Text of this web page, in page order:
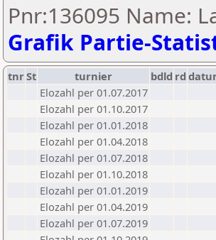
Pnr:136095 Name:
Grafik Partie-
tnrSt turnier bdld rd
Elozahl per 01.07.2017
Elozahl per 01.10.2017
Elozahl per 01.01.2018
Elozahl per 01.04.2018
Elozahl per 01.07.2018
Elozahl per 01.10.2018
Elozahl per 01.01.2019
Elozahl per 01.04.2019
Elozahl per 01.07.2019